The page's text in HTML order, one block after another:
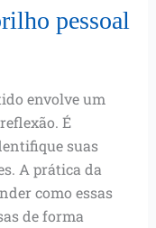
pessoal
envolve um
É
suas
A prática da
como essas
de forma